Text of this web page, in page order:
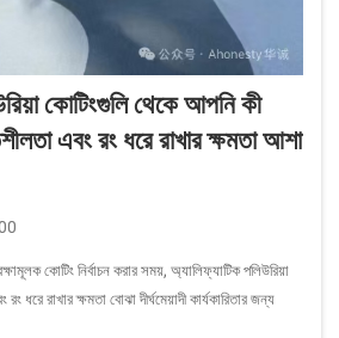
কোটিংগুলি থেকে আপনি কী
এবং রং ধরে রাখার ক্ষমতা আশা
কোটিং নির্বাচন করার সময়, অ্যালিফ্যাটিক পলিউরিয়া
ধরে রাখার ক্ষমতা বোঝা দীর্ঘমেয়াদী কার্যকারিতার জন্য
কোটিং সিস্টেমগুলি অসাধারণ র...